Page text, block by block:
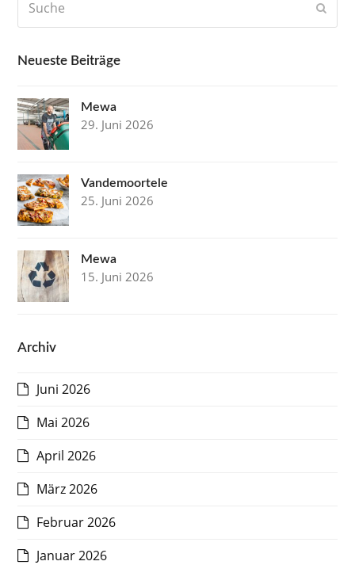
Neueste Beiträge
Mewa
29. Juni 2026
Vandemoortele
25. Juni 2026
Mewa
15. Juni 2026
Archiv
Juni 2026
Mai 2026
April 2026
März 2026
Februar 2026
Januar 2026